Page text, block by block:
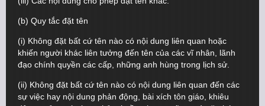
(b) Quy tắc đặt tên
(i) Không đặt bất cứ tên nào có nội dung liên quan hoặc
khiến người khác liên tưởng đến tên của các vĩ nhân, lãnh
đạo chính quyền các cấp, những anh hùng trong lịch sử.
(ii) Không đặt bất cứ tên nào có nội dung liên quan đến các
sự việc hay nội dung phản động, bài xích tôn giáo, khiêu